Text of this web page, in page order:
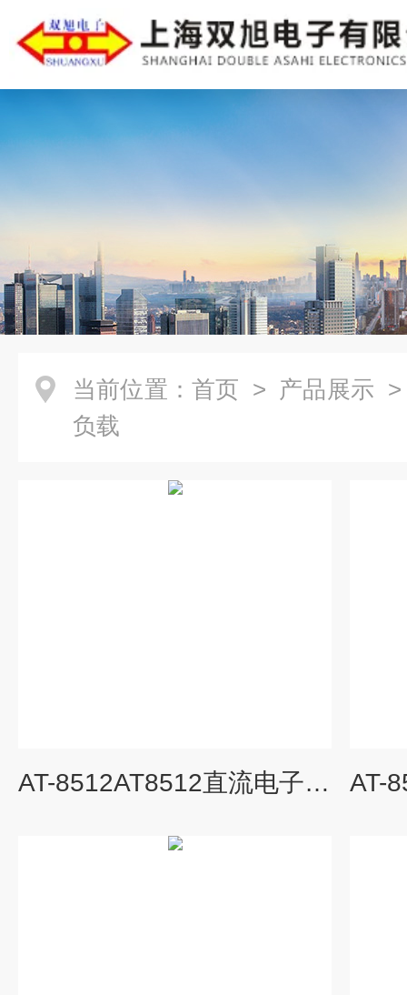
当前位置： 首页 > 产品展示
负载
AT-8512AT8512直流电子负载